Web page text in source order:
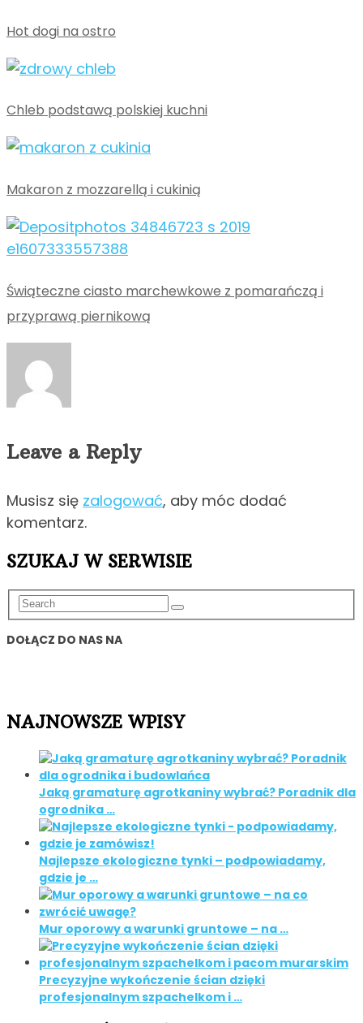
Hot dogi na ostro
Chleb podstawą polskiej kuchni
Makaron z mozzarellą i cukinią
Świąteczne ciasto marchewkowe z pomarańczą i
przyprawą piernikową
Leave a Reply
Musisz się zalogować, aby móc dodać
komentarz.
SZUKAJ W SERWISIE
DOŁĄCZ DO NAS NA
NAJNOWSZE WPISY
Jaką gramaturę agrotkaniny wybrać? Poradnik dla
ogrodnika …
Najlepsze ekologiczne tynki – podpowiadamy,
gdzie je …
Mur oporowy a warunki gruntowe – na …
Precyzyjne wykończenie ścian dzięki
profesjonalnym szpachelkom i …